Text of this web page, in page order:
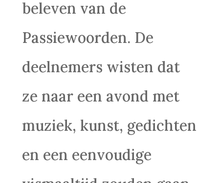
beleven van de
Passiewoorden. De
deelnemers wisten dat
ze naar een avond met
muziek, kunst, gedichten
en een eenvoudige